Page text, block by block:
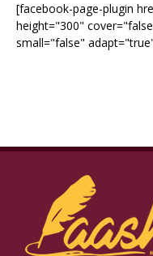
[facebook-page-plugin
height="300"
small="false"